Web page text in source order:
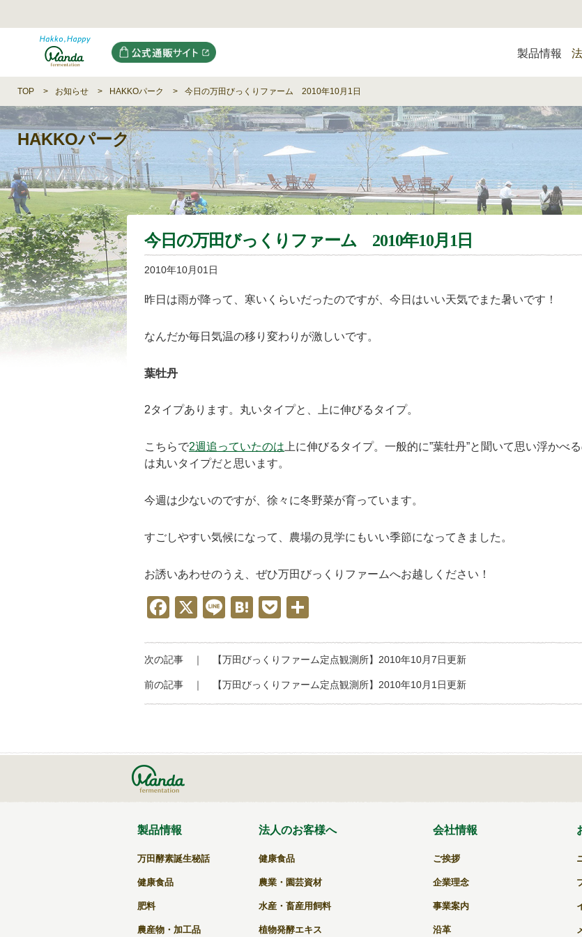
製品情報
TOP お知らせ HAKKOパーク 今日の万田びっくりファーム 2010年10月1日
HAKKOパーク
今日の万田びっくりファーム 2010年10月1日
2010年10月01日
昨日は雨が降って、寒いくらいだったのですが、今日はいい天気でまた暑いです！
なんだか毎日気温の移り変わりが激しいです。
葉牡丹
2タイプあります。丸いタイプと、上に伸びるタイプ。
こちらで2週追っていたのは 上に伸びるタイプ。一般的に”葉牡丹”と聞いて思い浮かべ
は丸いタイプだと思います。
今週は少ないのですが、徐々に冬野菜が育っています。
すごしやすい気候になって、農場の見学にもいい季節になってきました。
お誘いあわせのうえ、ぜひ万田びっくりファームへお越しください！
F
a
c
e
b
k
X
Li
n
e
H
at
e
n
a
P
o
ck
et
次の記事 ｜ 【万田びっくりファーム定点観測所】2010年10月7日更新
前の記事 ｜ 【万田びっくりファーム定点観測所】2010年10月1日更新
製品情報
万田酵素誕生秘話
健康食品
肥料
農産物・加工品
法人のお客様へ
健康食品
農業・園芸資材
水産・畜産用飼料
植物発酵エキス
会社情報
ご挨拶
企業理念
事業案内
沿革